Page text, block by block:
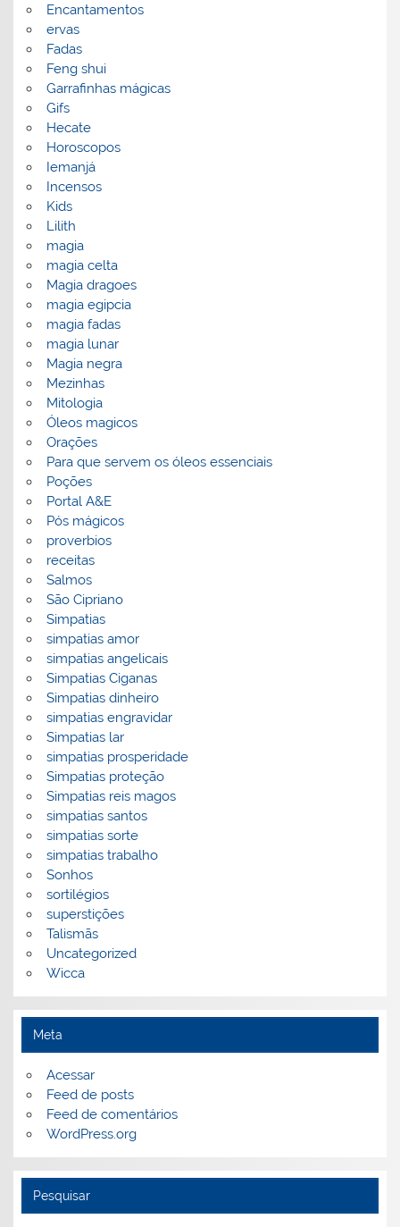
Encantamentos
ervas
Fadas
Feng shui
Garrafinhas mágicas
Gifs
Hecate
Horoscopos
Iemanjá
Incensos
Kids
Lilith
magia
magia celta
Magia dragoes
magia egipcia
magia fadas
magia lunar
Magia negra
Mezinhas
Mitologia
Óleos magicos
Orações
Para que servem os óleos essenciais
Poções
Portal A&E
Pós mágicos
proverbios
receitas
Salmos
São Cipriano
Simpatias
simpatias amor
simpatias angelicais
Simpatias Ciganas
Simpatias dinheiro
simpatias engravidar
Simpatias lar
simpatias prosperidade
Simpatias proteção
Simpatias reis magos
simpatias santos
simpatias sorte
simpatias trabalho
Sonhos
sortilégios
superstições
Talismãs
Uncategorized
Wicca
Meta
Acessar
Feed de posts
Feed de comentários
WordPress.org
Pesquisar